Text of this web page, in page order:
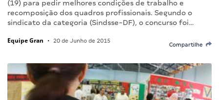
(19) para pedir melhores condições de trabalho e
recomposição dos quadros profissionais. Segundo o
sindicato da categoria (Sindsse-DF), o concurso foi…
Equipe Gran • 20 de Junho de 2015
Compartilhe